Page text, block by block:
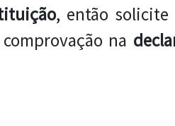
, então solicite
na